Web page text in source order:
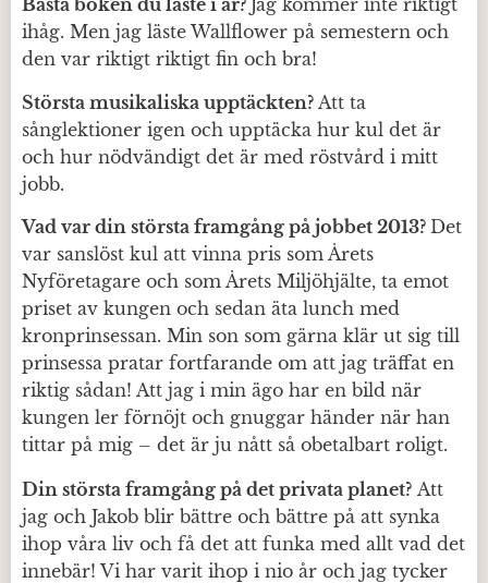
Bästa boken du läste i år? Jag kommer inte riktigt
ihåg. Men jag läste Wallflower på semestern och
den var riktigt riktigt fin och bra!
Största musikaliska upptäckten? Att ta
sånglektioner igen och upptäcka hur kul det är
och hur nödvändigt det är med röstvård i mitt
jobb.
Vad var din största framgång på jobbet 2013? Det
var sanslöst kul att vinna pris som Årets
Nyföretagare och som Årets Miljöhjälte, ta emot
priset av kungen och sedan äta lunch med
kronprinsessan. Min son som gärna klär ut sig till
prinsessa pratar fortfarande om att jag träffat en
riktig sådan! Att jag i min ägo har en bild när
kungen ler förnöjt och gnuggar händer när han
tittar på mig – det är ju nått så obetalbart roligt.
Din största framgång på det privata planet? Att
jag och Jakob blir bättre och bättre på att synka
ihop våra liv och få det att funka med allt vad det
innebär! Vi har varit ihop i nio år och jag tycker